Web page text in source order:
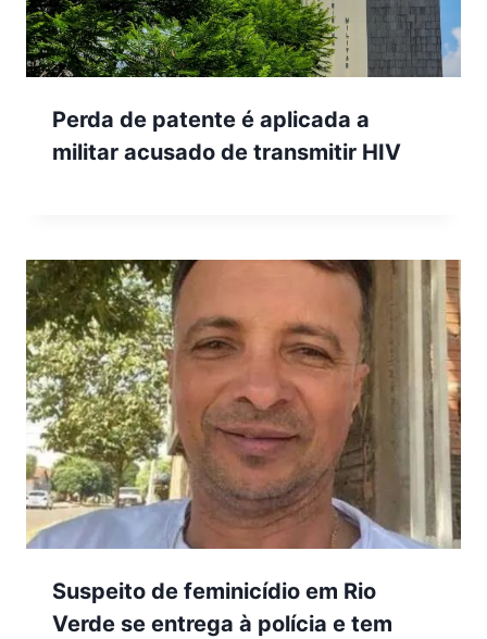
Perda de patente é aplicada a
militar acusado de transmitir HIV
Suspeito de feminicídio em Rio
Verde se entrega à polícia e tem